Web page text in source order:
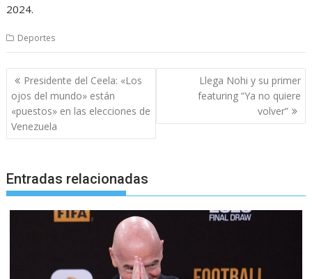
2024.
Deportes
Navegación
de
entradas
Presidente del Ceela: «Los
ojos del mundo» están
«puestos» en las elecciones de
Venezuela
Llega Nohi y su primer
featuring “Ya no quiere
volver”
Entradas relacionadas